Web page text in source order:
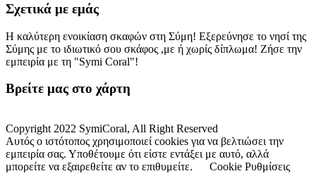
Σχετικά με εμάς
H καλύτερη ενοικίαση σκαφών στη Σύμη! Εξερεύνησε το νησί της
Σύμης με το ιδιωτικό σου σκάφος ,με ή χωρίς δίπλωμα! Ζήσε την
εμπειρία με τη "Symi Coral"!
Βρείτε μας στο χάρτη
Copyright 2022 SymiCoral, All Right Reserved
Αυτός ο ιστότοπος χρησιμοποιεί cookies για να βελτιώσει την
εμπειρία σας. Υποθέτουμε ότι είστε εντάξει με αυτό, αλλά
μπορείτε να εξαιρεθείτε αν το επιθυμείτε.
Cookie Ρυθμίσεις